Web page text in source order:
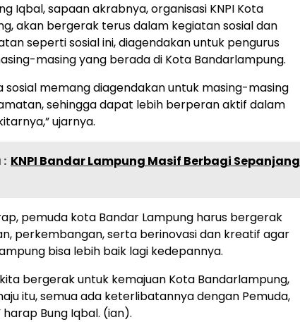
Iqbal, sapaan akrabnya, organisasi KNPI Kota
akan bergerak terus dalam kegiatan sosial dan
seperti sosial ini, diagendakan untuk pengurus
masing yang berada di Kota Bandarlampung.
sosial memang diagendakan untuk masing-masing
sehingga dapat lebih berperan aktif dalam
ujarnya.
: KNPI Bandar Lampung Masif Berbagi Sepanjang
pemuda kota Bandar Lampung harus bergerak
perkembangan, serta berinovasi dan kreatif agar
bisa lebih baik lagi kedepannya.
bergerak untuk kemajuan Kota Bandarlampung,
itu, semua ada keterlibatannya dengan Pemuda,
harap Bung Iqbal. (ian).